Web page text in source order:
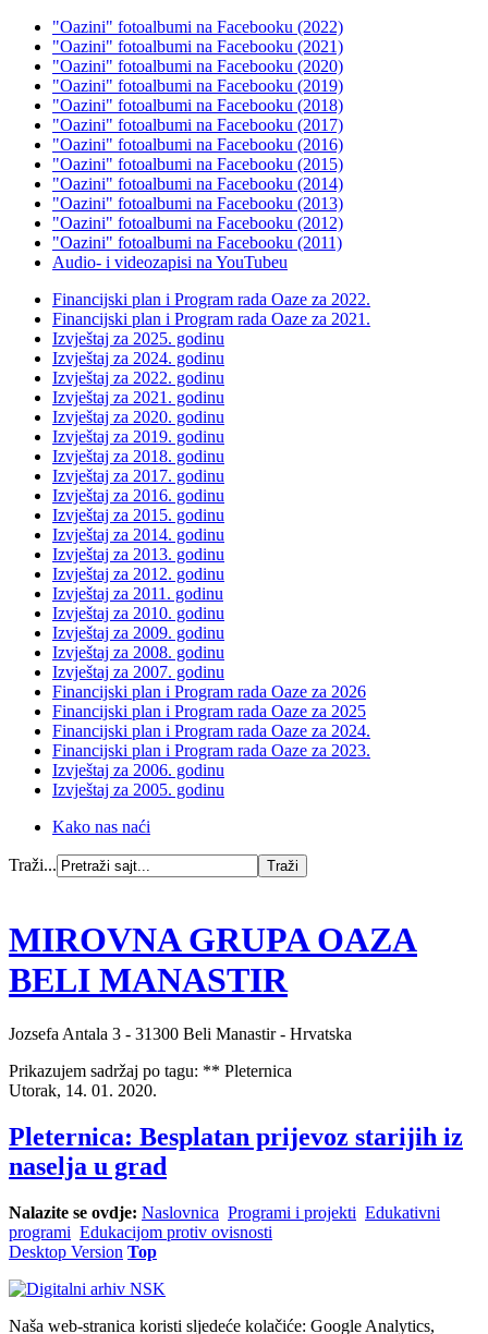
"Oazini" fotoalbumi na Facebooku (2022)
"Oazini" fotoalbumi na Facebooku (2021)
"Oazini" fotoalbumi na Facebooku (2020)
"Oazini" fotoalbumi na Facebooku (2019)
"Oazini" fotoalbumi na Facebooku (2018)
"Oazini" fotoalbumi na Facebooku (2017)
"Oazini" fotoalbumi na Facebooku (2016)
"Oazini" fotoalbumi na Facebooku (2015)
"Oazini" fotoalbumi na Facebooku (2014)
"Oazini" fotoalbumi na Facebooku (2013)
"Oazini" fotoalbumi na Facebooku (2012)
"Oazini" fotoalbumi na Facebooku (2011)
Audio- i videozapisi na YouTubeu
Financijski plan i Program rada Oaze za 2022.
Financijski plan i Program rada Oaze za 2021.
Izvještaj za 2025. godinu
Izvještaj za 2024. godinu
Izvještaj za 2022. godinu
Izvještaj za 2021. godinu
Izvještaj za 2020. godinu
Izvještaj za 2019. godinu
Izvještaj za 2018. godinu
Izvještaj za 2017. godinu
Izvještaj za 2016. godinu
Izvještaj za 2015. godinu
Izvještaj za 2014. godinu
Izvještaj za 2013. godinu
Izvještaj za 2012. godinu
Izvještaj za 2011. godinu
Izvještaj za 2010. godinu
Izvještaj za 2009. godinu
Izvještaj za 2008. godinu
Izvještaj za 2007. godinu
Financijski plan i Program rada Oaze za 2026
Financijski plan i Program rada Oaze za 2025
Financijski plan i Program rada Oaze za 2024.
Financijski plan i Program rada Oaze za 2023.
Izvještaj za 2006. godinu
Izvještaj za 2005. godinu
Kako nas naći
Traži...
MIROVNA GRUPA OAZA
BELI MANASTIR
Jozsefa Antala 3 - 31300 Beli Manastir - Hrvatska
Prikazujem sadržaj po tagu: ** Pleternica
Utorak, 14. 01. 2020.
Pleternica: Besplatan prijevoz starijih iz
naselja u grad
Nalazite se ovdje: Naslovnica Programi i projekti Edukativni
programi Edukacijom protiv ovisnosti
Desktop Version Top
Naša web-stranica koristi sljedeće kolačiće: Google Analytics,